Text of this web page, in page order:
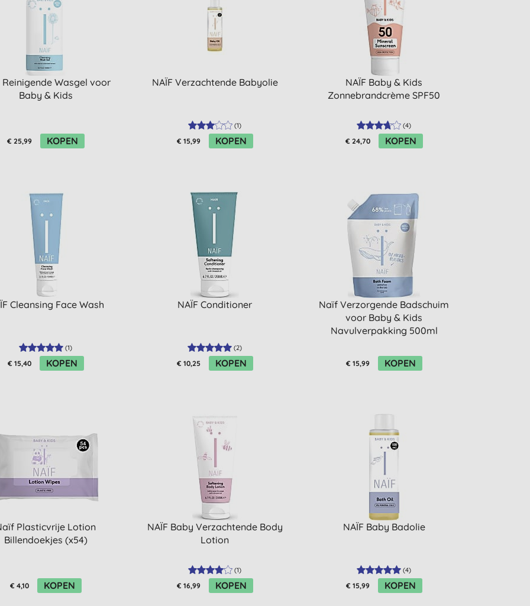
Wasgel voor
Baby & Kids
€ 25,99 KOPEN
NAÏF Verzachtende Babyolie
(1)
€ 15,99 KOPEN
NAÏF Baby & Kids
Zonnebrandcrème SPF50
(4)
€ 24,70 KOPEN
Cleansing Face Wash
(1)
€ 15,40 KOPEN
NAÏF Conditioner
(2)
€ 10,25 KOPEN
Naïf Verzorgende Badschuim
voor Baby & Kids
Navulverpakking 500ml
€ 15,99 KOPEN
Plasticvrije Lotion
Billendoekjes (x54)
€ 4,10 KOPEN
NAÏF Baby Verzachtende Body
Lotion
(1)
€ 16,99 KOPEN
NAÏF Baby Badolie
(4)
€ 15,99 KOPEN